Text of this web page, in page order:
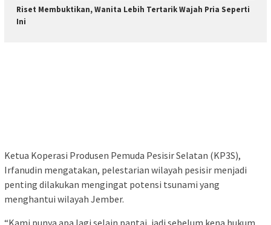
Riset Membuktikan, Wanita Lebih Tertarik Wajah Pria Seperti
Ini
Ketua Koperasi Produsen Pemuda Pesisir Selatan (KP3S),
Irfanudin mengatakan, pelestarian wilayah pesisir menjadi
penting dilakukan mengingat potensi tsunami yang
menghantui wilayah Jember.